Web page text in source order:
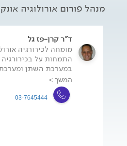
מנהל פורום אורולוגיה
ד"ר קרן-פז גל
מומחה לכירורגיה
התמחות על
במערכת השתן
המשך >
03-7645444